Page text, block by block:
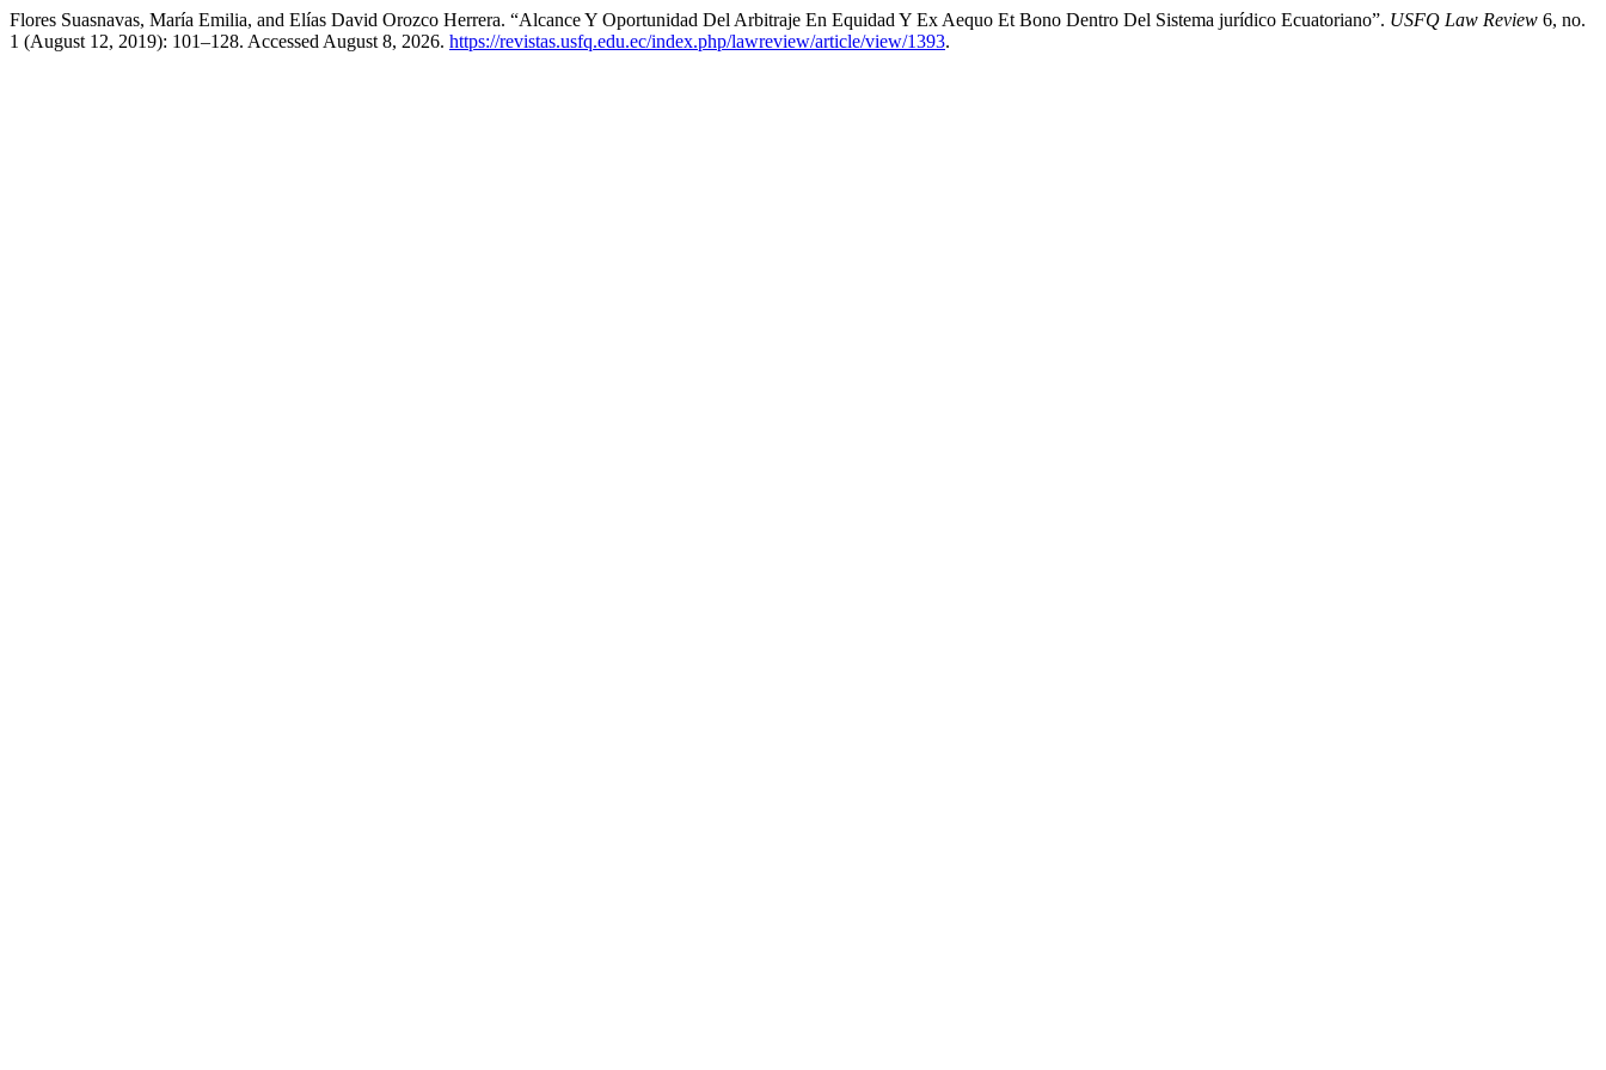
Flores Suasnavas, María Emilia, and Elías David Orozco Herrera. “Alcance Y Oportunidad Del Arbitraje En Equidad Y Ex Aequo Et Bono Dentro Del Sistema jurídico Ecuatoriano”. USFQ Law Review 6, no.
1 (August 12, 2019): 101–128. Accessed August 8, 2026. https://revistas.usfq.edu.ec/index.php/lawreview/article/view/1393.